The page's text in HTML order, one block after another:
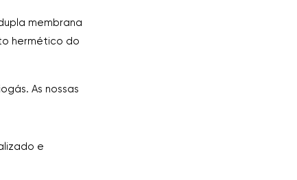
membrana
hermético do
As nossas
e